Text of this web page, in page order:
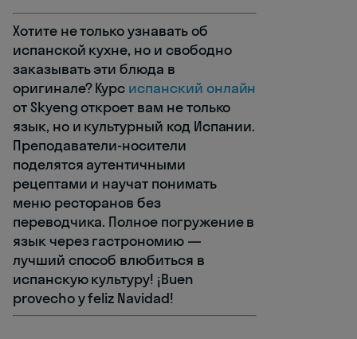
Хотите не только узнавать об
испанской кухне, но и свободно
заказывать эти блюда в
оригинале? Курс испанский онлайн
от Skyeng откроет вам не только
язык, но и культурный код Испании.
Преподаватели-носители
поделятся аутентичными
рецептами и научат понимать
меню ресторанов без
переводчика. Полное погружение в
язык через гастрономию —
лучший способ влюбиться в
испанскую культуру! ¡Buen
provecho y feliz Navidad!